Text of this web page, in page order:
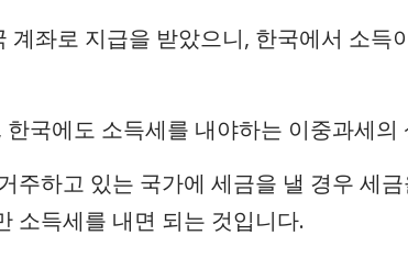
좌로 지급을 받았으니, 한국에서 소득
국에도 소득세를 내야하는 이중과세의
주하고 있는 국가에 세금을 낼 경우 세
소득세를 내면 되는 것입니다.